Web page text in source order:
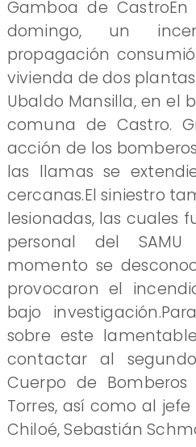
Gamboa de
domingo, un
propagación
vivienda de dos
Ubaldo Mansilla, en el
comuna de Castro.
acción de los
las llamas se
cercanas.El siniestro
lesionadas, las cuales
personal del
momento se
provocaron el
bajo
sobre este
contactar al
Cuerpo de
Torres, así como al
Chiloé, Sebastián